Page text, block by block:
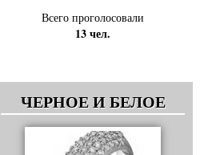
Всего проголосовали
13 чел.
ЧЕРНОЕ И БЕЛОЕ